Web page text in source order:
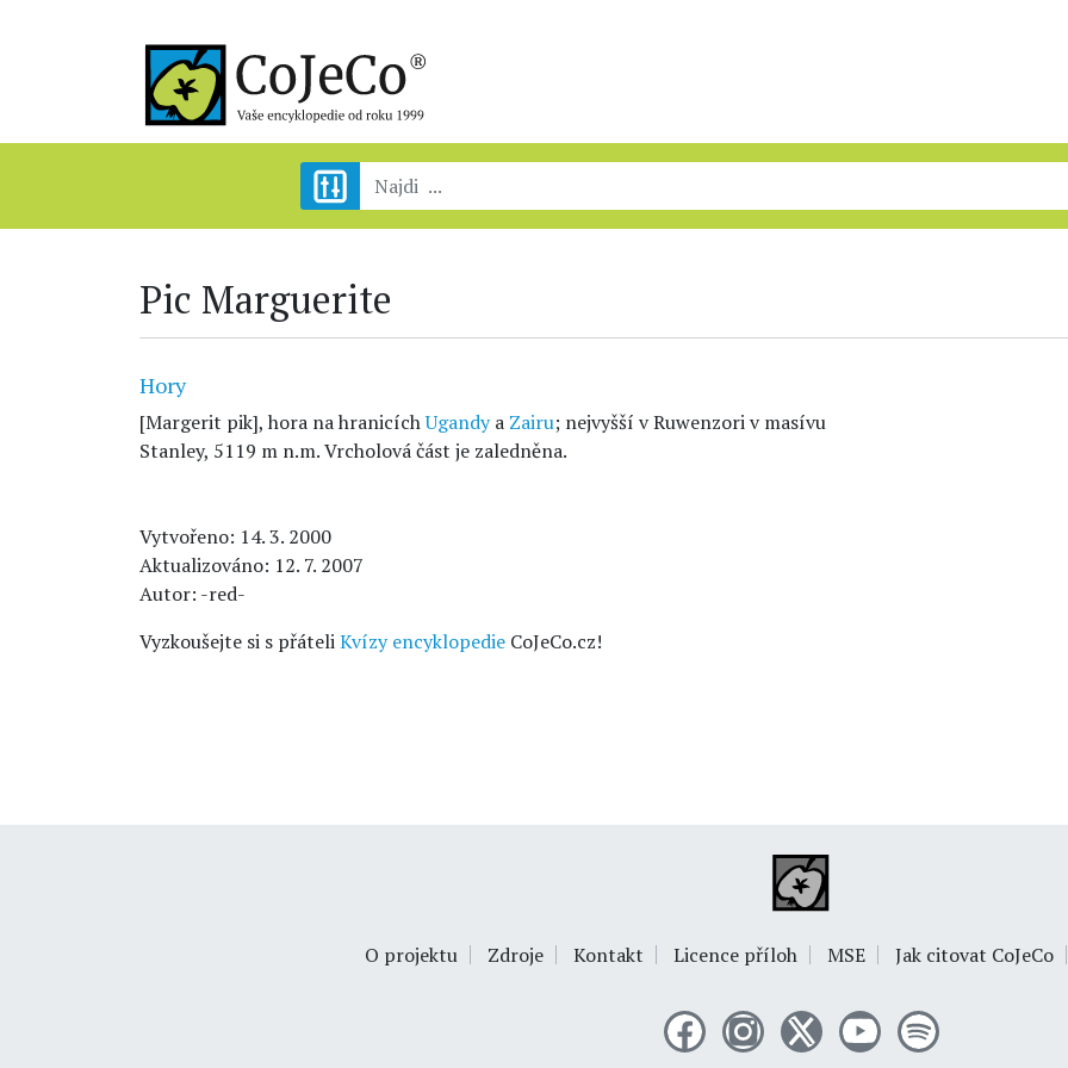
Pic Marguerite
Hory
[Margerit pik], hora na hranicíchUgandya Zairu; nejvyšší v Ruwenzori v masívu
Stanley, 5119 m n.m. Vrcholová část je zaledněna.
Vytvořeno: 14. 3. 2000
Aktualizováno: 12. 7. 2007
Autor: -red-
Vyzkoušejte si s přáteliKvízy encyklopedie CoJeCo.cz!
O projektu Zdroje Kontakt Licence příloh MSE Jak citovat CoJeCo